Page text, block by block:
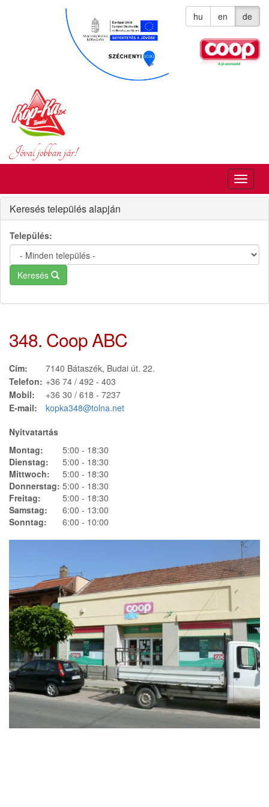
hu en de
Jóval jobban jár!
Menü
Keresés település alapján
Település:
Keresés
348. Coop ABC
Cím:
7140 Bátaszék, Budai út. 22.
Telefon: +36 74 / 492 - 403
Mobil:
+36 30 / 618 - 7237
E-mail:
kopka348@tolna.net
Nyitvatartás
Montag:
5:00 - 18:30
Dienstag:
5:00 - 18:30
Mittwoch:
5:00 - 18:30
Donnerstag: 5:00 - 18:30
Freitag:
5:00 - 18:30
Samstag:
6:00 - 13:00
Sonntag:
6:00 - 10:00